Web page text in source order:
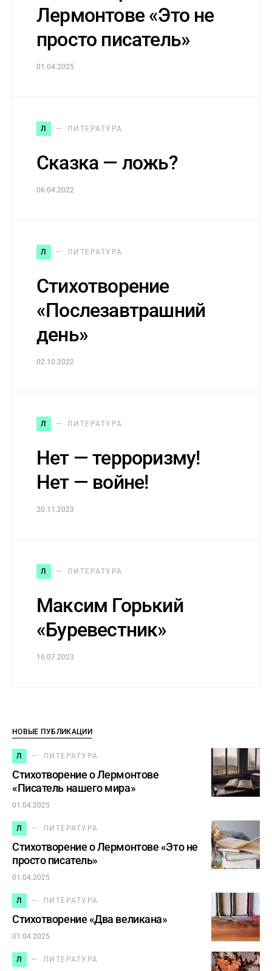
Лермонтове «Это не
просто писатель»
01.04.2025
Л ЛИТЕРАТУРА
Сказка — ложь?
06.04.2022
Л ЛИТЕРАТУРА
Стихотворение
«Послезавтрашний
день»
02.10.2022
Л ЛИТЕРАТУРА
Нет — терроризму!
Нет — войне!
20.11.2023
Л ЛИТЕРАТУРА
Максим Горький
«Буревестник»
10.07.2023
НОВЫЕ ПУБЛИКАЦИИ
Л ЛИТЕРАТУРА
Стихотворение о Лермонтове
«Писатель нашего мира»
01.04.2025
Л ЛИТЕРАТУРА
Стихотворение о Лермонтове «Это не
просто писатель»
01.04.2025
Л ЛИТЕРАТУРА
Стихотворение «Два великана»
01.04.2025
Л ЛИТЕРАТУРА